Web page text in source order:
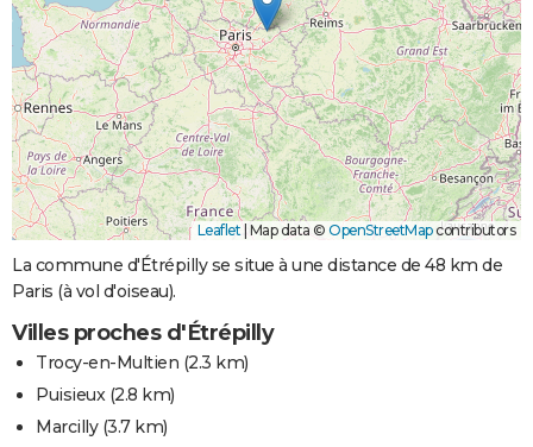
Leaflet Map data © OpenStreetMapcontributors
La commune d'Étrépilly se situe à une distance de 48 km de
Paris (à vol d'oiseau).
Villes proches d'Étrépilly
Trocy-en-Multien (2.3 km)
Puisieux(2.8 km)
Marcilly(3.7 km)